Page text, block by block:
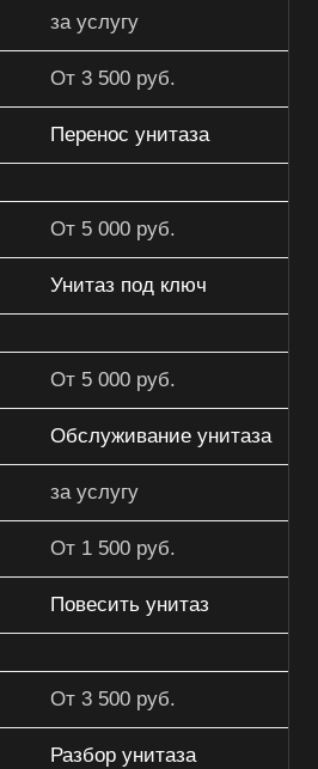
за услугу
От 3 500 руб.
Перенос унитаза
От 5 000 руб.
Унитаз под ключ
От 5 000 руб.
Обслуживание унитаза
за услугу
От 1 500 руб.
Повесить унитаз
От 3 500 руб.
Разбор унитаза